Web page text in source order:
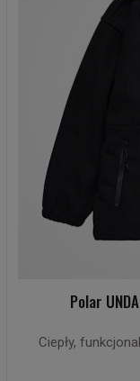
Polar
Ciepły,